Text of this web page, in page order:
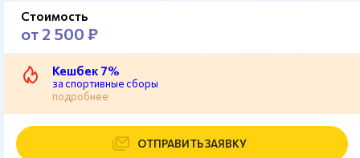
Стоимость
от 2 500 ₽
Кешбек 7%
за спортивные сборы
подробнее
ОТПРАВИТЬ ЗАЯВКУ